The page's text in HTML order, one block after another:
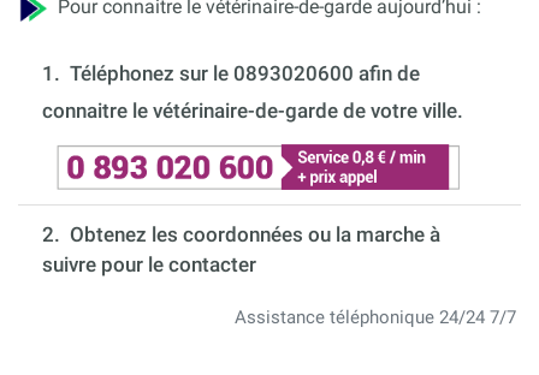
Pour connaitre le vétérinaire-de-garde aujourd’hui :
1. Téléphonez sur le 0893020600 afin de
connaitre le vétérinaire-de-garde de votre ville.
2. Obtenez les coordonnées ou la marche à
suivre pour le contacter
Assistance téléphonique 24/24 7/7